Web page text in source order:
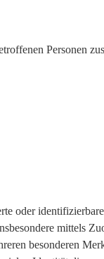
Personen
oder
mittels
besonderen